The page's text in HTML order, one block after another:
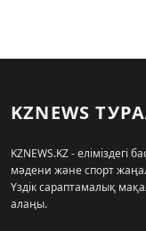
KZNEWS
KZNEWS.KZ - еліміздегі
мәдени және спорт
Үздік сараптамалық
алаңы.